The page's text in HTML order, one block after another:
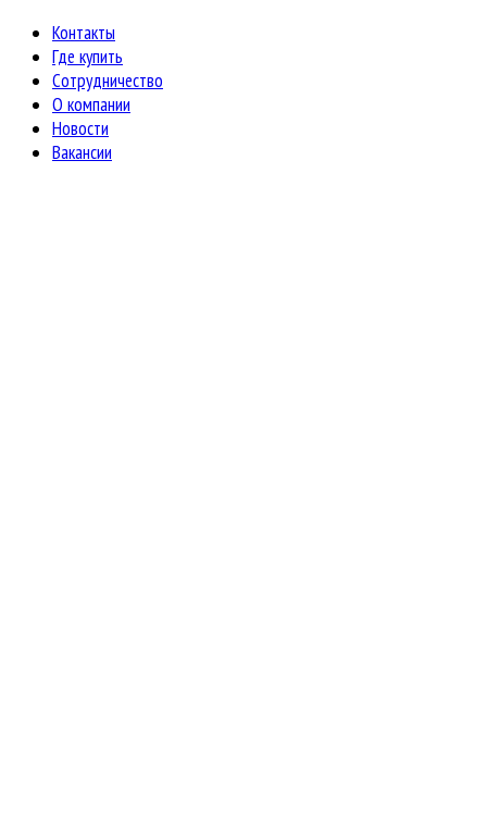
Контакты
Где купить
Сотрудничество
О компании
Новости
Вакансии